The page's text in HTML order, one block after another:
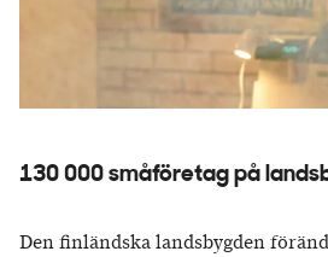
130 000 småföretag på
Den finländska landsbygden